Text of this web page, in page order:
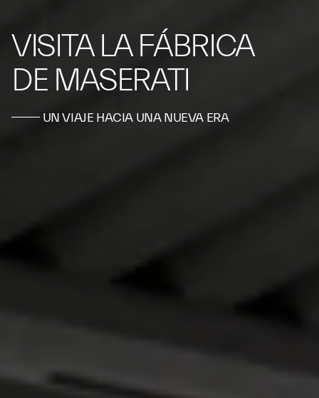
VISITA LA FÁBRICA
DE MASERATI
UN VIAJE HACIA UNA NUEVA ERA